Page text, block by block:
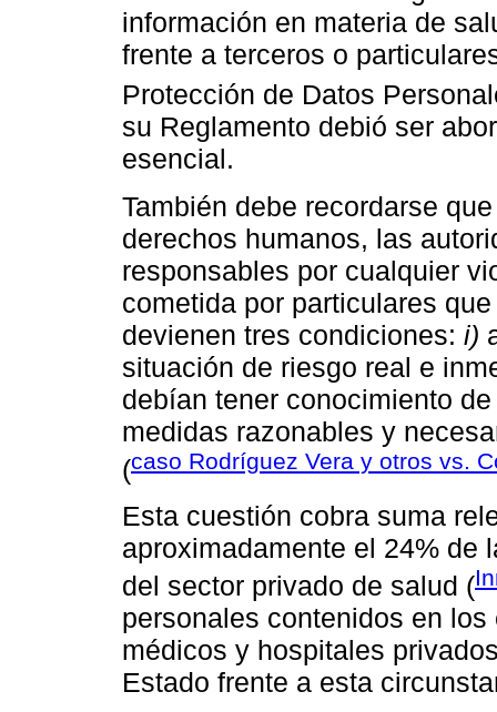
información en materia de
frente a terceros o
Protección de Datos
su Reglamento debió ser
esencial.
También debe recordarse
derechos humanos, las
responsables por cualquier
cometida por particulares
devienen tres condiciones: i)
situación de riesgo real e
debían tener conocimiento
medidas razonables y
(caso Rodríguez Vera y otros vs.
Esta cuestión cobra suma
aproximadamente el 24% de
del sector privado de salud (
personales contenidos en
médicos y hospitales
Estado frente a esta